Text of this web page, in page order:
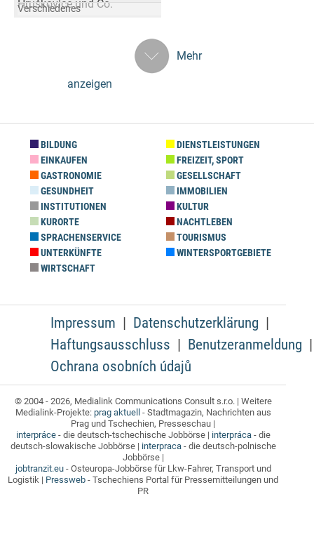
Hruškovice und Co.
Verschiedenes
Mehr
anzeigen
BILDUNG
DIENSTLEISTUNGEN
EINKAUFEN
FREIZEIT, SPORT
GASTRONOMIE
GESELLSCHAFT
GESUNDHEIT
IMMOBILIEN
INSTITUTIONEN
KULTUR
KURORTE
NACHTLEBEN
SPRACHENSERVICE
TOURISMUS
UNTERKÜNFTE
WINTERSPORTGEBIETE
WIRTSCHAFT
Impressum
Datenschutzerklärung
Haftungsausschluss
Benutzeranmeldung
Ochrana osobních údajů
© 2004 - 2026, Medialink Communications Consult s.r.o. | Weitere
Medialink-Projekte: prag aktuell - Stadtmagazin, Nachrichten aus
Prag und Tschechien, Presseschau |
interpráce- die deutsch-tschechische Jobbörse | interpráca- die
deutsch-slowakische Jobbörse | interpraca- die deutsch-polnische
Jobbörse |
jobtranzit.eu- Osteuropa-Jobbörse für Lkw-Fahrer, Transport und
Logistik | Pressweb - Tschechiens Portal für Pressemitteilungen und
PR